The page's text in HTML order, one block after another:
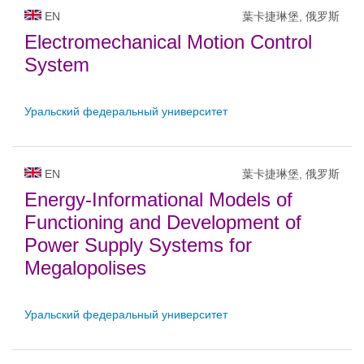
EN 葉卡捷琳堡, 俄罗斯
Electromechanical Motion Control
System
Уральский федеральный университет
EN 葉卡捷琳堡, 俄罗斯
Energy-Informational Models of
Functioning and Development of
Power Supply Systems for
Megalopolises
Уральский федеральный университет